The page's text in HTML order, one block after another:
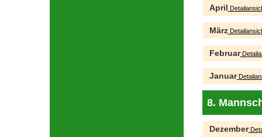
April
März
Februar
Januar
8.
Dezember